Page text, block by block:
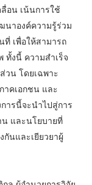
อน เน้นการใช้
นาองค์ความรู้ร่วม
เพื่อให้สามารถ
ทั้งนี้ ความสำเร็จ
วน โดยเฉพาะ
าคเอกชน และ
ารนี้จะนำไปสู่การ
และนโยบายที่
นและเยียวยาผู้